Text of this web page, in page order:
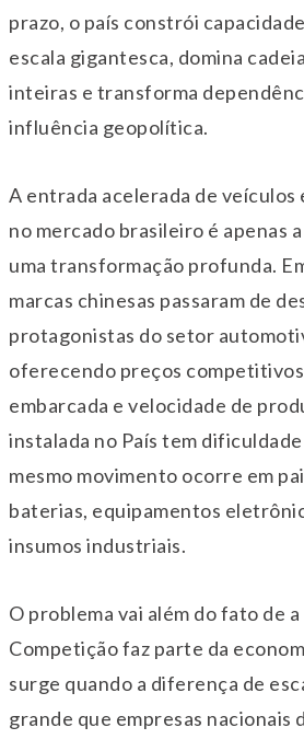
prazo, o país constrói
escala gigantesca, domina
inteiras e transforma
influência geopolítica.
A entrada acelerada de
no mercado brasileiro é apenas
uma transformação profunda.
marcas chinesas passaram de
protagonistas do setor
oferecendo preços
embarcada e velocidade de
instalada no País tem
mesmo movimento ocorre em
baterias, equipamentos
insumos industriais.
O problema vai além do fato de
Competição faz parte da
surge quando a diferença de
grande que empresas nacionais